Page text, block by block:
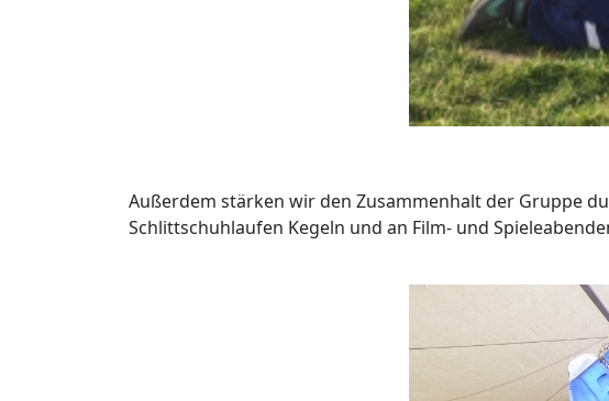
Außerdem stärken wir den Zusammenhalt der Gruppe
Schlittschuhlaufen Kegeln und an Film- und